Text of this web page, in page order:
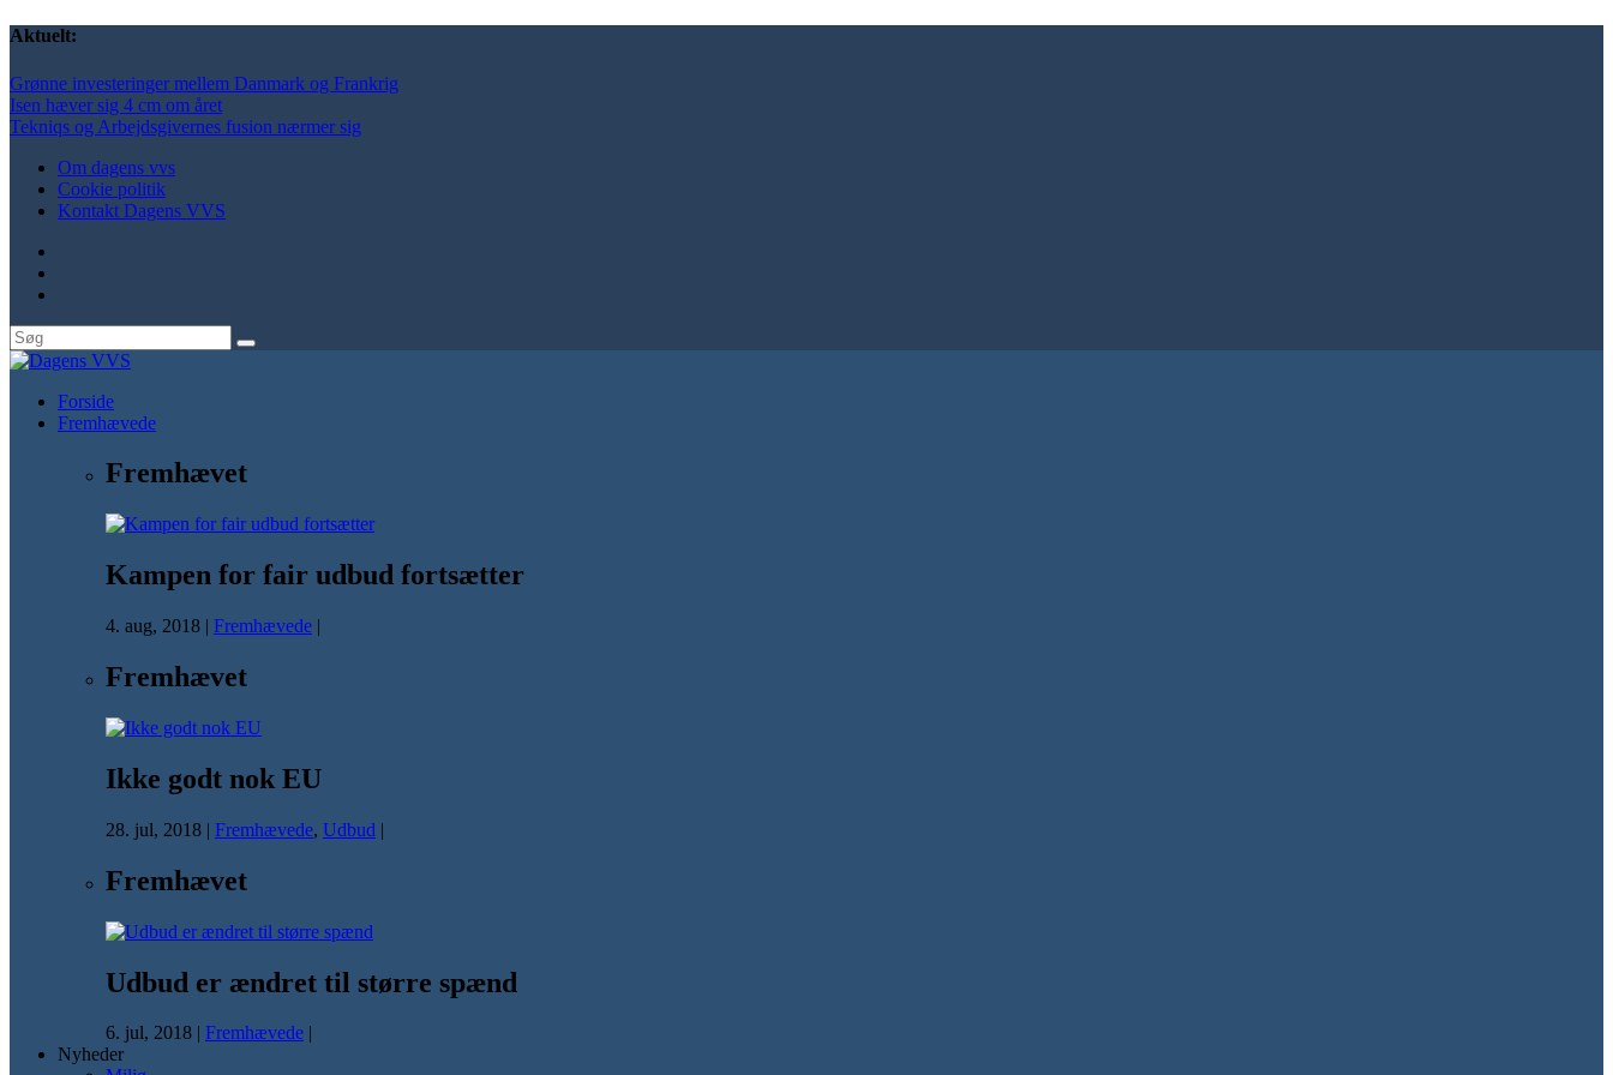
Aktuelt:
Grønne investeringer mellem Danmark og Frankrig
Isen hæver sig 4 cm om året
Tekniqs og Arbejdsgivernes fusion nærmer sig
Om dagens vvs
Cookie politik
Kontakt Dagens VVS
Forside
Fremhævede
Fremhævet
Kampen for fair udbud fortsætter
4. aug, 2018 | Fremhævede |
Fremhævet
Ikke godt nok EU
28. jul, 2018 | Fremhævede, Udbud |
Fremhævet
Udbud er ændret til større spænd
6. jul, 2018 | Fremhævede |
Nyheder